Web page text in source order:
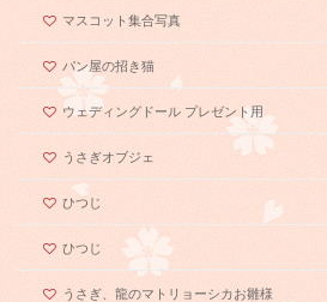
マスコット集合写真
パン屋の招き猫
ウェディングドール プレゼント用
うさぎオブジェ
ひつじ
ひつじ
うさぎ、龍のマトリョーシカお雛様